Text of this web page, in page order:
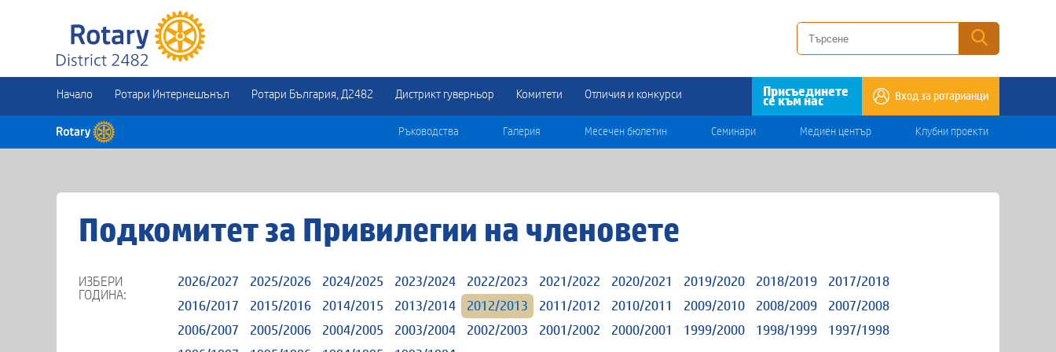
Начало Ротари Интернешънъл Ротари България, Д2482 Дистрикт гуверньор Комитети Отличия и конкурси Присъединете
се към нас Вход за ротарианци
Ръководства Галерия Месечен бюлетин Семинари Медиен център Клубни проекти
Подкомитет за Привилегии на членовете
ИЗБЕРИ
ГОДИНА:
2026/2027 2025/2026 2024/2025 2023/2024 2022/2023 2021/2022 2020/2021 2019/2020 2018/2019
2017/2018
2016/2017
2015/2016 2014/2015 2013/2014 2012/2013 2011/2012 2010/2011 2009/2010 2008/2009
2007/2008
2006/2007
2005/2006 2004/2005 2003/2004 2002/2003 2001/2002 2000/2001 1999/2000 1998/1999
1997/1998